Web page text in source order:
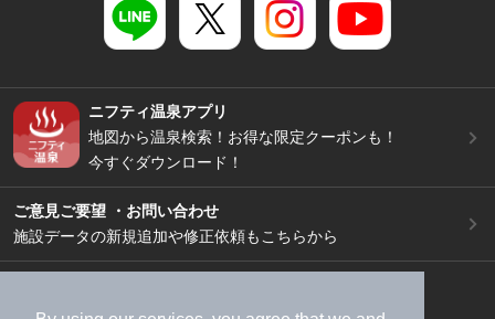
ニフティ温泉アプリ
地図から温泉検索！お得な限定クーポンも！
今すぐダウンロード！
ご意見ご要望 ・お問い合わせ
施設データの新規追加や修正依頼もこちらから